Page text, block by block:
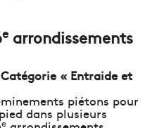
earrondissements
« Entraide et
piétons pour
dans plusieurs
e